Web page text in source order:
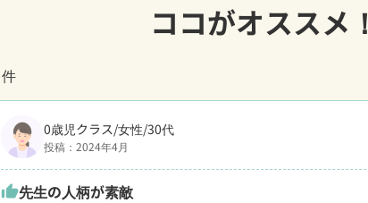
ココがオススメ！
件
0歳児クラス/女性/30代
投稿：2024年4月
thumb_up先生の人柄が素敵